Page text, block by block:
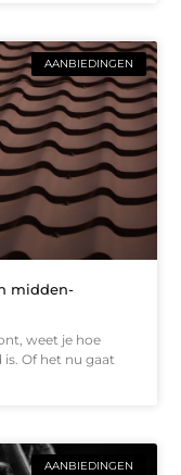
AANBIEDINGEN
midden-
weet je hoe
Of het nu gaat
AANBIEDINGEN